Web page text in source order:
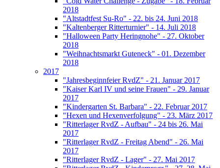
2018
"Altstadtfest Su-Ro" - 22. bis 24. Juni 2018
"Kaltenberger Ritterturnier" - 14. Juli 2018
"Halloween Party Heringnohe" - 27. Oktober
2018
"Weihnachtsmarkt Guteneck" - 01. Dezember
2018
2017
"Jahresbeginnfeier RvdZ" - 21. Januar 2017
"Kaiser Karl IV und seine Frauen" - 29. Januar
2017
"Kindergarten St. Barbara" - 22. Februar 2017
"Hexen und Hexenverfolgung" - 23. März 2017
"Ritterlager RvdZ - Aufbau" - 24 bis 26. Mai
2017
"Ritterlager RvdZ - Freitag Abend" - 26. Mai
2017
"Ritterlager RvdZ - Lager" - 27. Mai 2017